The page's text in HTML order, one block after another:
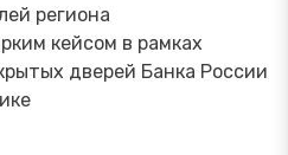
региона
кейсом в рамках
дверей Банка России